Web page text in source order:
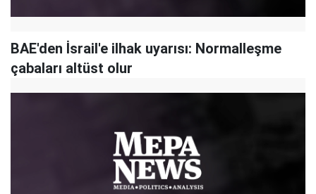
BAE'den İsrail'e ilhak uyarısı: Normalleşme
çabaları altüst olur